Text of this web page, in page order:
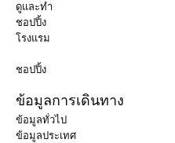
ดูและทำ
ชอปปิ้ง
โรงแรม
ชอปปิ้ง
ข้อมูลการเดินทาง
ข้อมูลทั่วไป
ข้อมูลประเทศ